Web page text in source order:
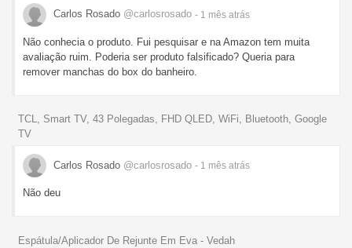
Carlos Rosado @carlosrosado - 1 mês atrás
Não conhecia o produto. Fui pesquisar e na Amazon tem muita
avaliação ruim. Poderia ser produto falsificado? Queria para
remover manchas do box do banheiro.
TCL, Smart TV, 43 Polegadas, FHD QLED, WiFi, Bluetooth, Google
TV
Carlos Rosado @carlosrosado - 1 mês atrás
Não deu
Espátula/Aplicador De Rejunte Em Eva - Vedah